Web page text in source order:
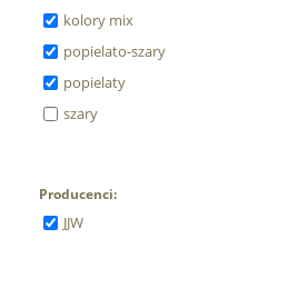
kolory mix
popielato-szary
popielaty
szary
Producenci:
JJW